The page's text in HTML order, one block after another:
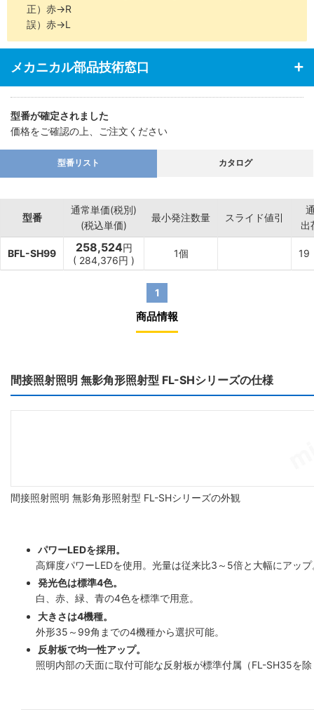
正）赤→R
誤）赤→L
メカニカル部品技術窓口
型番が確定されました
価格をご確認の上、ご注文ください
型番リスト カタログ
型番
通常単価(税別)
(税込単価)
最小発注数量 スライド値引
出
BFL-SH99 258,524円
( 284,376円 )
1個 19
1
商品情報
間接照射照明 無影角形照射型 FL-SHシリーズの仕様
間接照射照明 無影角形照射型 FL-SHシリーズの外観
パワーLEDを採用。
高輝度パワーLEDを使用。光量は従来比3～5倍と大幅にアップ
発光色は標準4色。
白、赤、緑、青の4色を標準で用意。
大きさは4機種。
外形35～99角までの4機種から選択可能。
反射板で均一性アップ。
照明内部の天面に取付可能な反射板が標準付属（FL-SH35を